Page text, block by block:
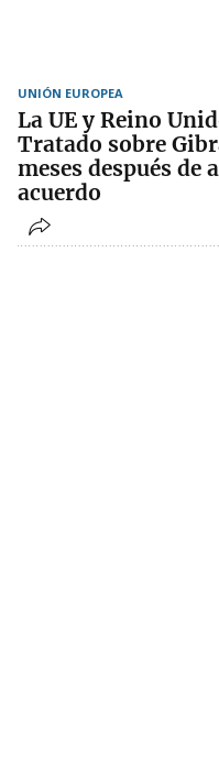
UNIÓN EUROPEA
La UE y Reino
Tratado sobre
meses después de
acuerdo